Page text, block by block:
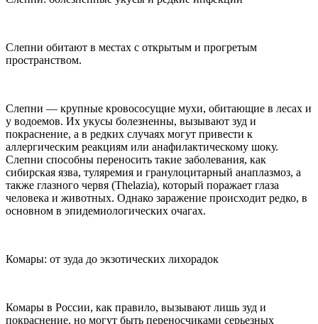
Слепни обитают в местах с открытым и прогретым
пространством.
Слепни — крупные кровососущие мухи, обитающие в лесах и
у водоемов. Их укусы болезненны, вызывают зуд и
покраснение, а в редких случаях могут привести к
аллергическим реакциям или анафилактическому шоку.
Слепни способны переносить такие заболевания, как
сибирская язва, туляремия и гранулоцитарный анаплазмоз, а
также глазного червя (Thelazia), который поражает глаза
человека и животных. Однако заражение происходит редко, в
основном в эпидемиологических очагах.
Комары: от зуда до экзотических лихорадок
Комары в России, как правило, вызывают лишь зуд и
покраснение, но могут быть переносчиками серьезных